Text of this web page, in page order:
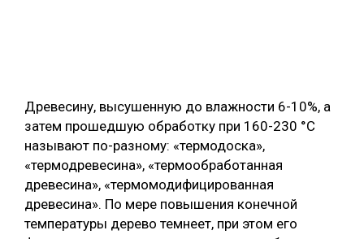
Древесину, высушенную до влажности 6-10%, а
затем прошедшую обработку при 160-230 °С
называют по-разному: «термодоска»,
«термодревесина», «термообработанная
древесина», «термомодифицированная
древесина». По мере повышения конечной
температуры дерево темнеет, при этом его